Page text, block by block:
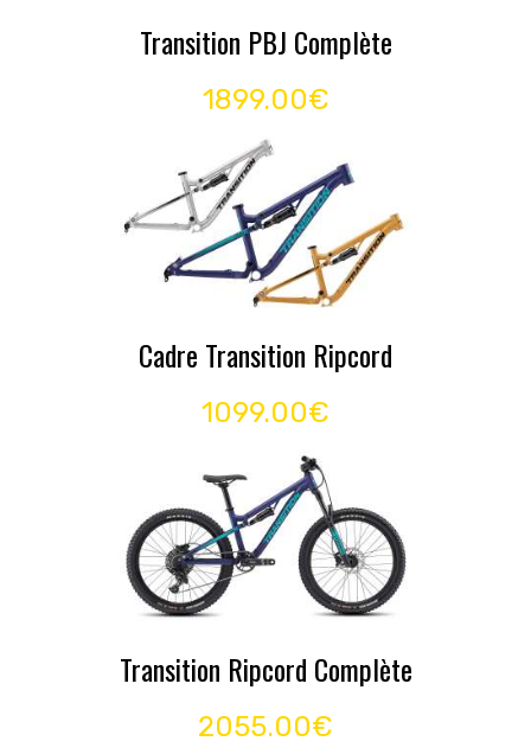
Transition PBJ Complète
1899.00€
Cadre Transition Ripcord
1099.00€
Transition Ripcord Complète
2055.00€